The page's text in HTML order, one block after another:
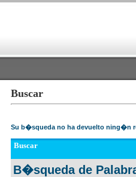
Buscar
Su b�squeda no ha devuelto ning�n
Buscar
B�squeda de